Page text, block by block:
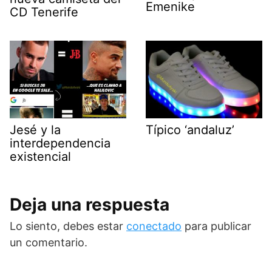
CD Tenerife
Emenike
Jesé y la
interdependencia
existencial
Típico ‘andaluz’
Deja una respuesta
Lo siento, debes estar conectado para publicar
un comentario.